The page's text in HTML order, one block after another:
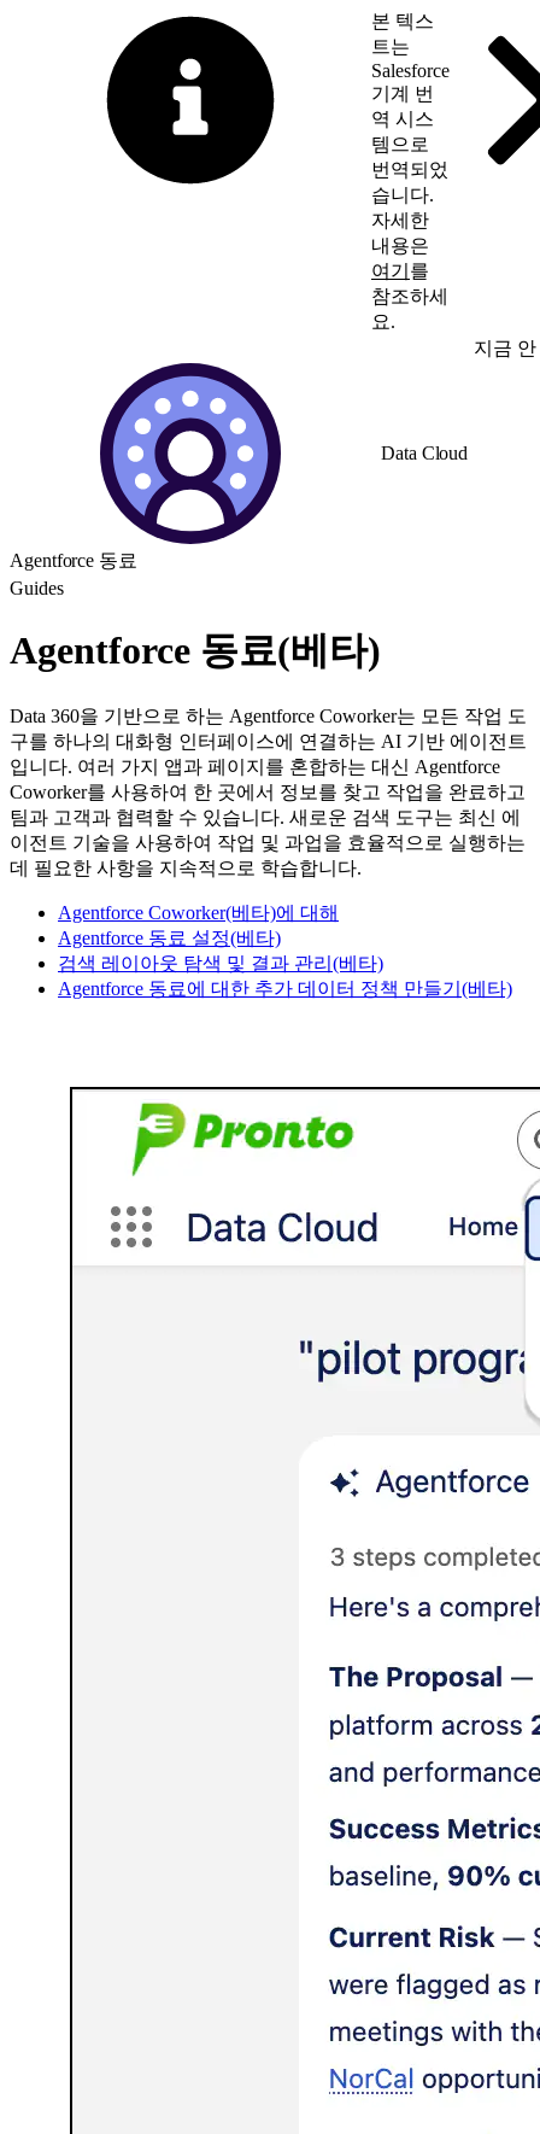
본 텍스
트는
Salesforce
기계 번
역 시스
템으로
번역되었
습니다.
자세한
내용은
여기 를
참조하세
요.
지금 안
Data Cloud
Agentforce 동료
Guides
Agentforce 동료(베타)
Data 360을 기반으로 하는 Agentforce Coworker는 모든 작업 도
구를 하나의 대화형 인터페이스에 연결하는 AI 기반 에이전트
입니다. 여러 가지 앱과 페이지를 혼합하는 대신 Agentforce
Coworker를 사용하여 한 곳에서 정보를 찾고 작업을 완료하고
팀과 고객과 협력할 수 있습니다. 새로운 검색 도구는 최신 에
이전트 기술을 사용하여 작업 및 과업을 효율적으로 실행하는
데 필요한 사항을 지속적으로 학습합니다.
Agentforce Coworker(베타)에 대해
Agentforce 동료 설정(베타)
검색 레이아웃 탐색 및 결과 관리(베타)
Agentforce 동료에 대한 추가 데이터 정책 만들기(베타)